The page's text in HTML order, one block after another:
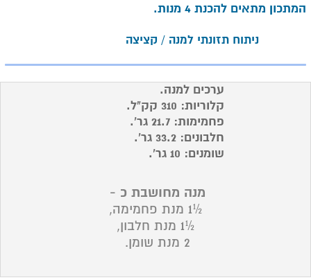
המתכון מתאים להכנת 4 מנות.
ניתוח תזונתי למנה / קציצה
ערכים למנה.
קלוריות: 310 קק"ל.
פחמימות: 21.7 גר'.
חלבונים: 33.2 גר'.
שומנים: 10 גר'.
מנה מחושבת כ -
½1 מנת פחמימה,
½1 מנת חלבון,
2 מנת שומן.